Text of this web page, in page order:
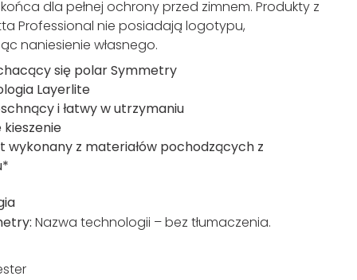
dla pełnej ochrony przed zimnem. Produkty z
Professional nie posiadają logotypu,
naniesienie własnego.
się polar Symmetry
Layerlite
i łatwy w utrzymaniu
kieszenie
wykonany z materiałów pochodzących z
Nazwa technologii – bez tłumaczenia.